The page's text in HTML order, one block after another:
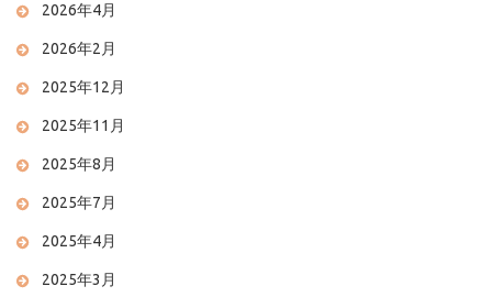
2026年4月
2026年2月
2025年12月
2025年11月
2025年8月
2025年7月
2025年4月
2025年3月